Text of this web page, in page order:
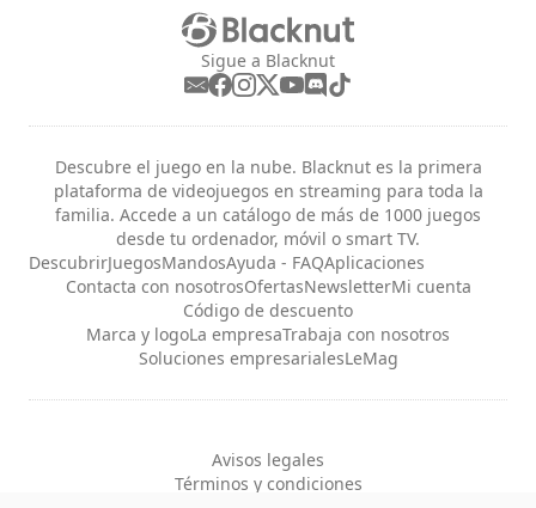
Sigue a Blacknut
Descubre el juego en la nube. Blacknut es la primera
plataforma de videojuegos en streaming para toda la
familia. Accede a un catálogo de más de 1000 juegos
desde tu ordenador, móvil o smart TV.
DescubrirJuegosMandosAyuda - FAQAplicaciones
Contacta con nosotrosOfertasNewsletterMi cuenta
Código de descuento
Marca y logoLa empresaTrabaja con nosotros
Soluciones empresarialesLeMag
Avisos legales
Términos y condiciones